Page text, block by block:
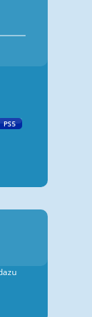
PS5